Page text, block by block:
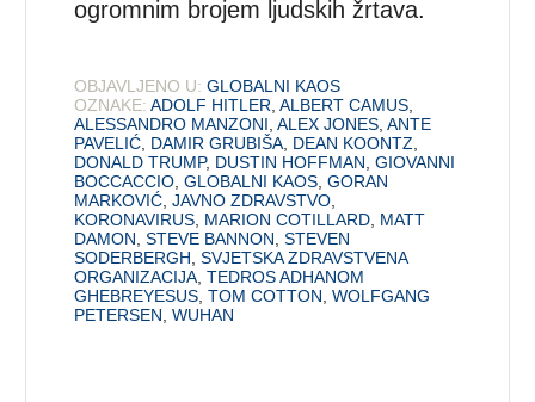
ogromnim brojem ljudskih žrtava.
OBJAVLJENO U: GLOBALNI KAOS
OZNAKE: ADOLF HITLER ,ALBERT CAMUS
ALESSANDRO MANZONI ,ALEX JONES ,ANTE
PAVELIĆ DAMIR GRUBIŠA DEAN KOONTZ
DONALD TRUMP, DUSTIN HOFFMAN ,GIOVANNI
BOCCACCIO ,GLOBALNI KAOS ,GORAN
MARKOVIĆ ,JAVNO ZDRAVSTVO
KORONAVIRUS MARION COTILLARD MATT
DAMON ,STEVE BANNON ,STEVEN
SODERBERGH ,SVJETSKA ZDRAVSTVENA
ORGANIZACIJA ,TEDROS ADHANOM
GHEBREYESUS ,TOM COTTON ,WOLFGANG
PETERSEN ,WUHAN